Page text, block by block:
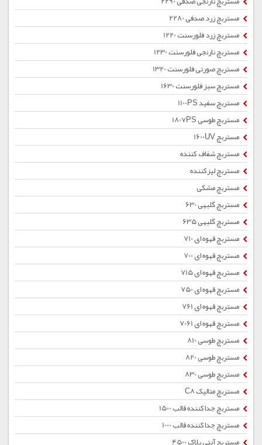
مستربچ زرد صدفی 2280
مستربچ زرد فلورسنت 1220
مستربچ نارنجی فلورسنت 1230
مستربچ صورتی فلورسنت 1320
مستربچ سبز فلورسنت 1630
مستربچ سفید 1100PS
مستربچ طوسی 1807PS
مستربچ 1600UV
مستربچ شفاف کننده
مستربچ لیزکننده
مستربچ مشکی
مستربچ گلبهی 630
مستربچ گلبهی 635
مستربچ قهوه ای 710
مستربچ قهوه ای 700
مستربچ قهوه ای 715
مستربچ قهوه ای 750
مستربچ قهوه ای 761
مستربچ قهوه ای 7061
مستربچ طوسی 810
مستربچ طوسی 820
مستربچ طوسی 830
مستربچ متالیک C8
مستربچ جداکننده قالب 1500
مستربچ جداکننده قالب 1000